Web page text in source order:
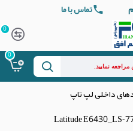
تماس با ما
0
0
داخلی لپ تاپ